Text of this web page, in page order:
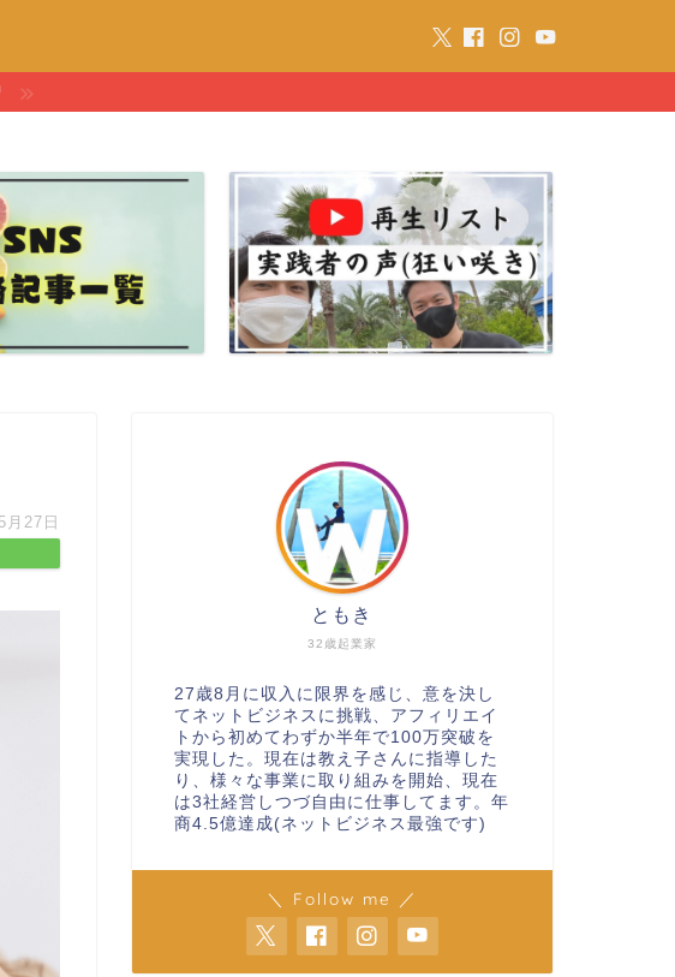
月27日
32歳起業家
ともき
27歳8月に収入に限界を感じ、意を決し
てネットビジネスに挑戦、アフィリエイ
トから初めてわずか半年で100万突破を
実現した。現在は教え子さんに指導した
り、様々な事業に取り組みを開始、現在
は3社経営しつづ自由に仕事してます。年
商4.5億達成(ネットビジネス最強です)
＼ Follow me ／